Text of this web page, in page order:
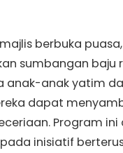
berbuka puasa,
sumbangan baju
anak-anak yatim
dapat
Program ini
inisiatif